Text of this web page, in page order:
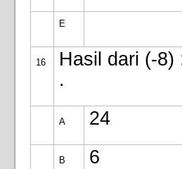
E
16
Hasil dari (-
.
A 24
B 6